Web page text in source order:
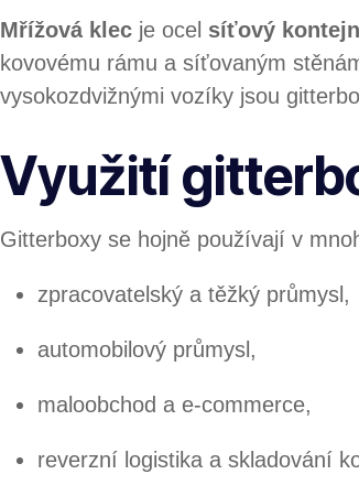
Mřížová klec je ocel síťový
kovovému rámu a síťovaným
vysokozdvižnými vozíky jsou
Využití
Gitterboxy se hojně používají v
zpracovatelský a těžký průmysl,
automobilový průmysl,
maloobchod a e-commerce,
reverzní logistika a skladování